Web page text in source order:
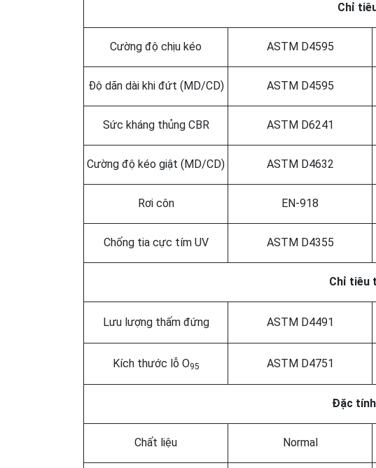
Chỉ
Cường độ chịu kéo ASTM D4595
Độ dãn dài khi đứt (MD/CD) ASTM D4595
Sức kháng thủng CBR ASTM D6241
Cường độ kéo giật (MD/CD) ASTM D4632
Rơi côn EN-918
Chống tia cực tím UV ASTM D4355
Chỉ tiêu
Lưu lượng thấm đứng ASTM D4491
Kích thước lỗ O95 ASTM D4751
Đặc
Chất liệu Normal